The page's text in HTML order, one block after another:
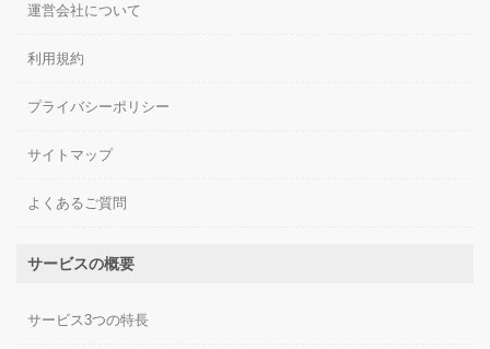
運営会社について
利用規約
プライバシーポリシー
サイトマップ
よくあるご質問
サービスの概要
サービス3つの特長